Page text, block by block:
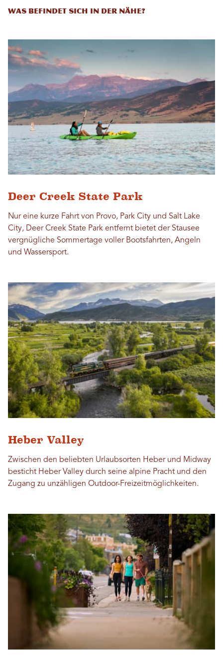
Was befindet sich in der Nähe?
Deer Creek State Park
Nur eine kurze Fahrt von Provo, Park City und Salt Lake
City, Deer Creek State Park entfernt bietet der Stausee
vergnügliche Sommertage voller Bootsfahrten, Angeln
und Wassersport.
Heber Valley
Zwischen den beliebten Urlaubsorten Heber und Midway
besticht Heber Valley durch seine alpine Pracht und den
Zugang zu unzähligen Outdoor-Freizeitmöglichkeiten.